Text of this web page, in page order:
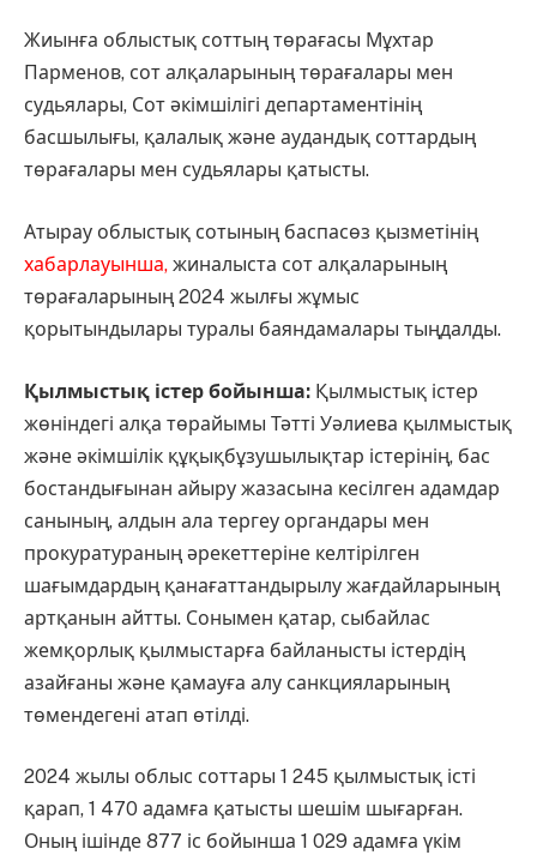
Жиынға облыстық соттың төрағасы Мұхтар
Парменов, сот алқаларының төрағалары мен
судьялары, Сот әкімшілігі департаментінің
басшылығы, қалалық және аудандық соттардың
төрағалары мен судьялары қатысты.
Атырау облыстық сотының баспасөз қызметінің
хабарлауынша, жиналыста сот алқаларының
төрағаларының 2024 жылғы жұмыс
қорытындылары туралы баяндамалары тыңдалды.
Қылмыстық істер бойынша: Қылмыстық істер
жөніндегі алқа төрайымы Тәтті Уәлиева қылмыстық
және әкімшілік құқықбұзушылықтар істерінің, бас
бостандығынан айыру жазасына кесілген адамдар
санының, алдын ала тергеу органдары мен
прокуратураның әрекеттеріне келтірілген
шағымдардың қанағаттандырылу жағдайларының
артқанын айтты. Сонымен қатар, сыбайлас
жемқорлық қылмыстарға байланысты істердің
азайғаны және қамауға алу санкцияларының
төмендегені атап өтілді.
2024 жылы облыс соттары 1 245 қылмыстық істі
қарап, 1 470 адамға қатысты шешім шығарған.
Оның ішінде 877 іс бойынша 1 029 адамға үкім